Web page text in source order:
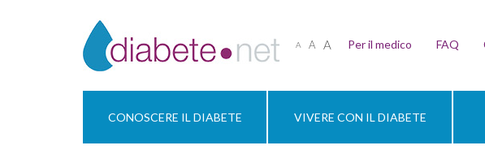
A A A Per il medico FAQ
CONOSCERE IL DIABETE VIVERE CON IL DIABETE